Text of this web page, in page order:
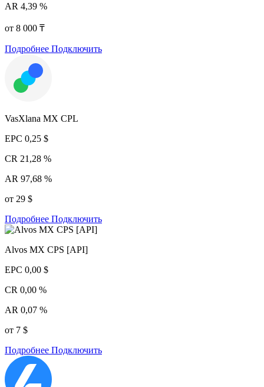
AR 4,39 %
от 8 000 ₸
Подробнее Подключить
VasXlana MX CPL
EPC 0,25 $
CR 21,28 %
AR 97,68 %
от 29 $
Подробнее Подключить
Alvos MX CPS [API]
EPC 0,00 $
CR 0,00 %
AR 0,07 %
от 7 $
Подробнее Подключить